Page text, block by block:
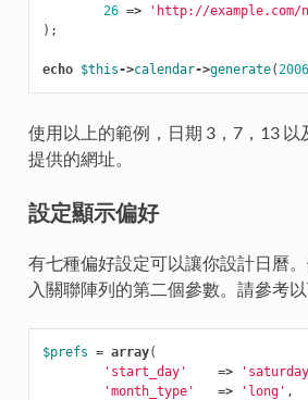
26 =>
'http://
);
echo $this->calendar->generate(2006
使用以上的範例，日期 3，7，13 以
提供的網址。
設定顯示偏好
有七種偏好設定可以讓你設計日曆
入關聯陣列的第二個參數。請參考
$prefs = array(
'start_day'
=>
'month_type'
=> 'long' ,